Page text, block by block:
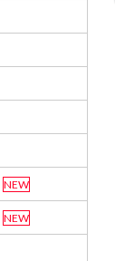
NEW
NEW